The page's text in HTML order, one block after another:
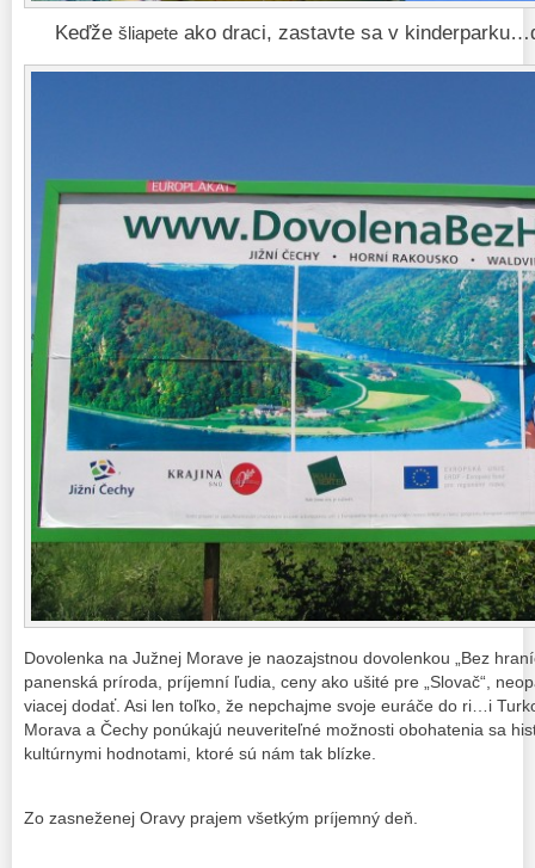
Keďže šliapete ako draci, zastavte sa v
Dovolenka na Južnej Morave je naozajstnou dovolenkou „Bez
panenská príroda, príjemní ľudia, ceny ako ušité pre „Slovač“,
viacej dodať. Asi len toľko, že nepchajme svoje euráče do ri…i
Morava a Čechy ponúkajú neuveriteľné možnosti obohatenia sa
kultúrnymi hodnotami, ktoré sú nám tak blízke.
Zo zasneženej Oravy prajem všetkým príjemný deň.